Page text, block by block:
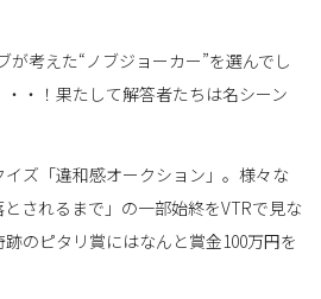
が考えた“ノブジョーカー”を選んでし
・！果たして解答者たちは名シーン
ズ「違和感オークション」。様々な
されるまで」の一部始終をVTRで見な
のピタリ賞にはなんと賞金100万円を